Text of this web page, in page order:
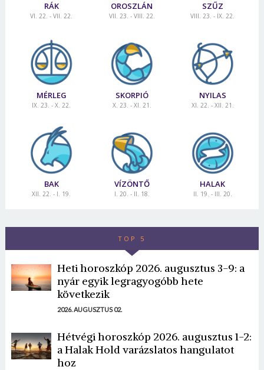
RÁK
VI. 22. - VII. 22.
OROSZLÁN
VII. 23. - VIII. 22.
SZŰZ
VIII. 23. - IX. 22.
MÉRLEG
IX. 23. - X. 22.
SKORPIÓ
X. 23. - XI. 21.
NYILAS
XI. 22. - XII. 21.
BAK
XII. 22. - I. 19.
VÍZÖNTŐ
I. 20. - II. 18.
HALAK
II. 19. - III. 20.
TOP 5
Heti horoszkóp 2026. augusztus 3-9: a
nyár egyik legragyogóbb hete
következik
2026. AUGUSZTUS 02.
Hétvégi horoszkóp 2026. augusztus 1-2:
a Halak Hold varázslatos hangulatot
hoz